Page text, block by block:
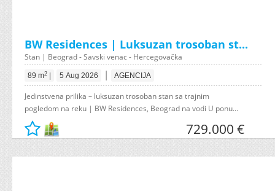
BW Residences | Luksuzan trosoban st...
Stan | Beograd - Savski venac - Hercegovačka
89 m2 5 Aug 2026 | AGENCIJA
Jedinstvena prilika – luksuzan trosoban stan sa trajnim
pogledom na reku | BW Residences, Beograd na vodi U ponu...
729.000 €